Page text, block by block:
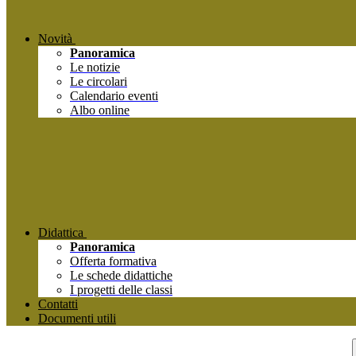
Novità
Panoramica
Le notizie
Le circolari
Calendario eventi
Albo online
Didattica
Panoramica
Offerta formativa
Le schede didattiche
I progetti delle classi
Contatti
Documenti utili